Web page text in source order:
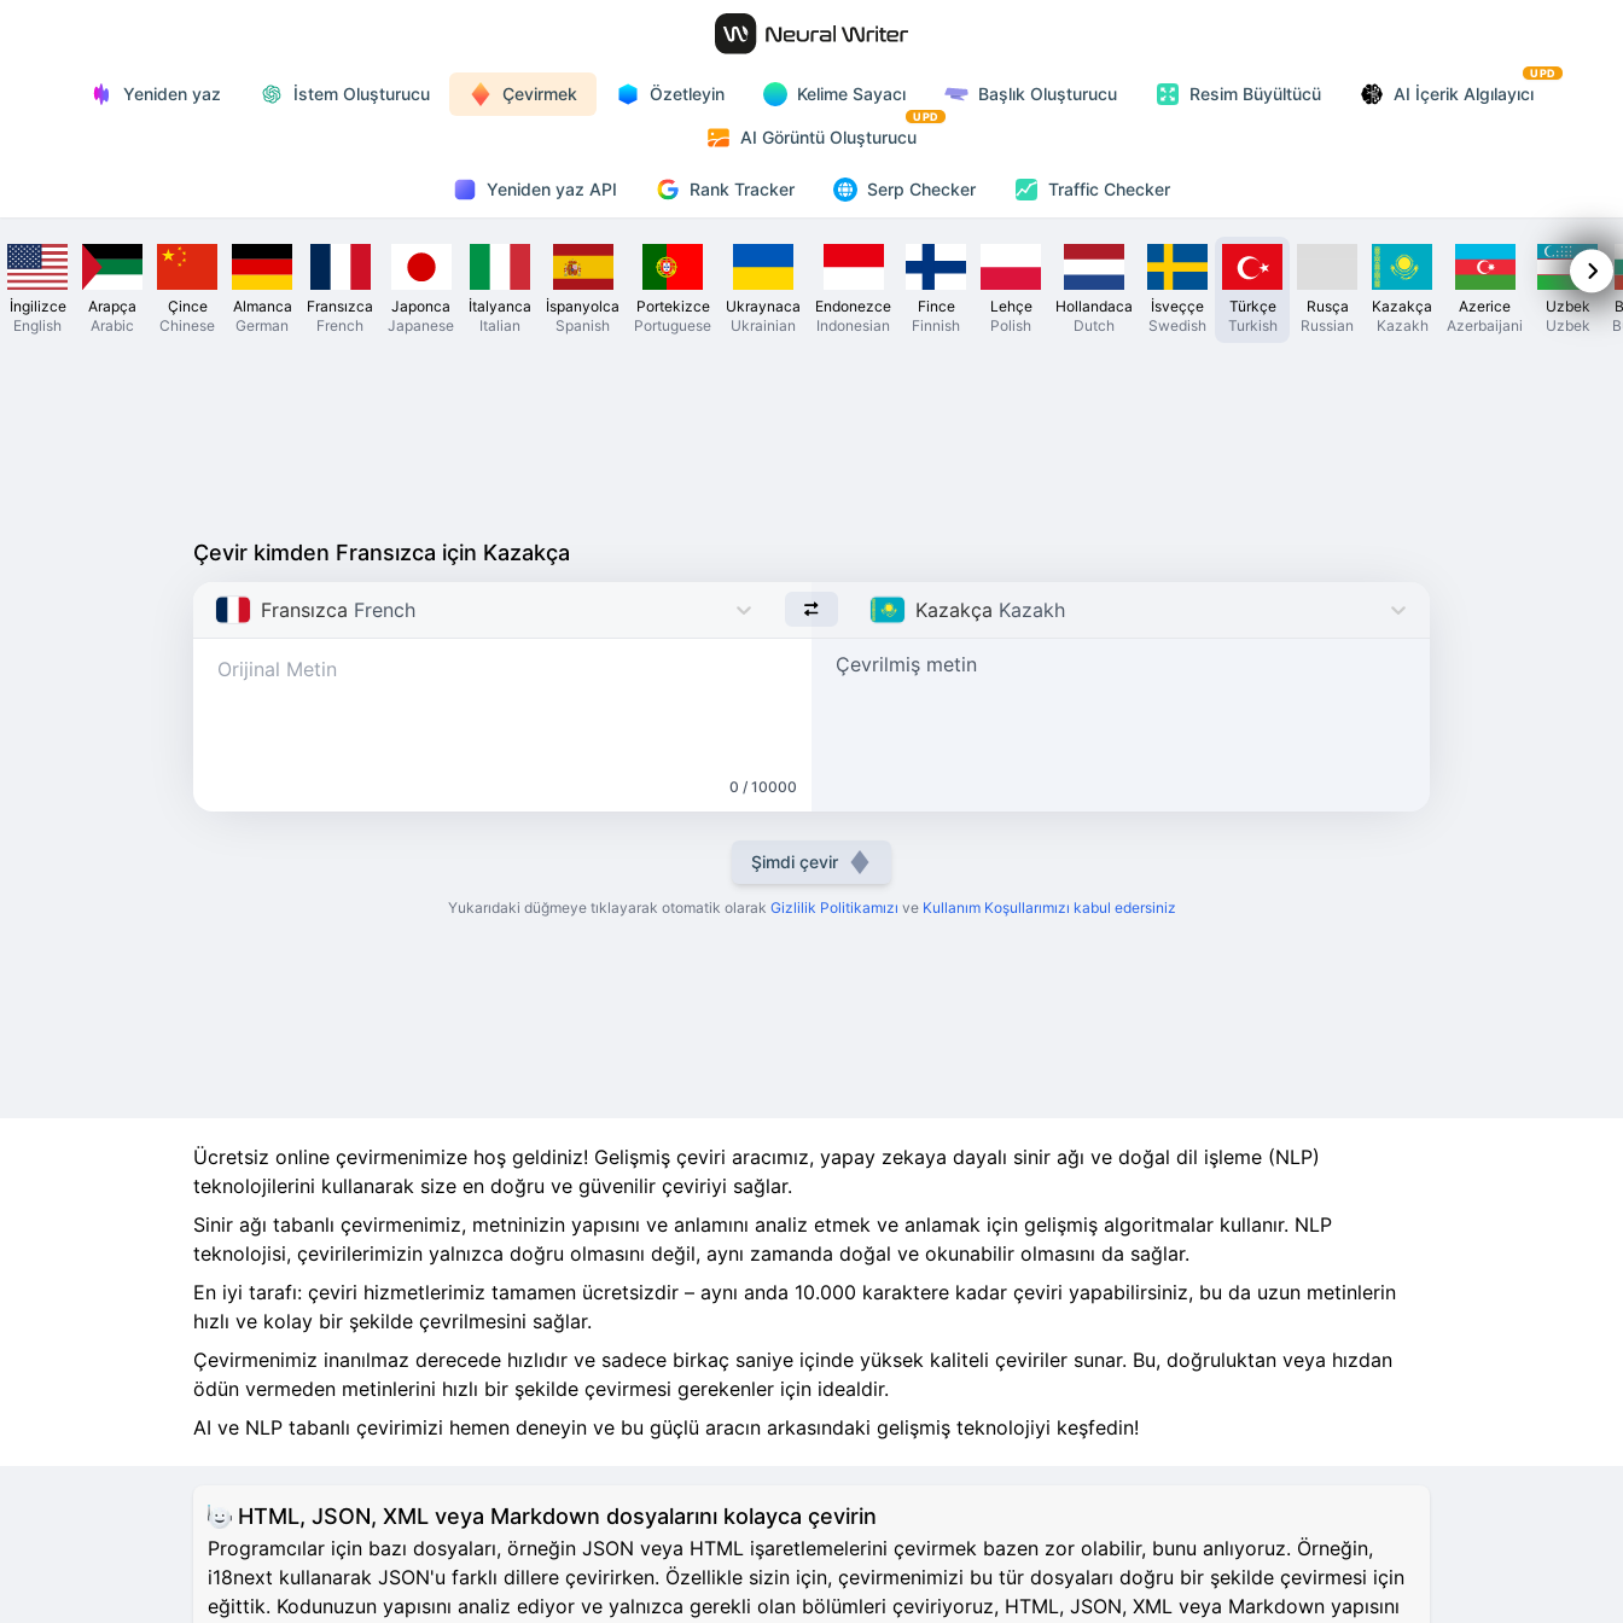
Yeniden yaz İstem Oluşturucu Çevirmek Özetleyin Kelime Sayacı Başlık Oluşturucu Resim Büyültücü AI İçerik Algılayıcı
UPD
AI Görüntü Oluşturucu
UPD
Yeniden yaz API Rank Tracker Serp Checker Traffic Checker
İngilizce
English
Arapça
Arabic
Çince
Chinese
Almanca
German
Fransızca
French
Japonca
Japanese
İtalyanca
Italian
İspanyolca
Spanish
Portekizce
Portuguese
Ukraynaca
Ukrainian
Endonezce
Indonesian
Fince
Finnish
Lehçe
Polish
Hollandaca
Dutch
İsveççe
Swedish
Türkçe
Turkish
Rusça
Russian
Kazakça
Kazakh
Azerice
Azerbaijani
Uzbek
Uzbek
Çevir kimden Fransızca için Kazakça
Fransızca French Kazakça Kazakh
0 / 10000
Çevrilmiş metin
Şimdi çevir
Yukarıdaki düğmeye tıklayarak otomatik olarak Gizlilik Politikamızı ve Kullanım Koşullarımızı kabul edersiniz
Ücretsiz online çevirmenimize hoş geldiniz! Gelişmiş çeviri aracımız, yapay zekaya dayalı sinir ağı ve doğal dil işleme (NLP)
teknolojilerini kullanarak size en doğru ve güvenilir çeviriyi sağlar.
Sinir ağı tabanlı çevirmenimiz, metninizin yapısını ve anlamını analiz etmek ve anlamak için gelişmiş algoritmalar kullanır. NLP
teknolojisi, çevirilerimizin yalnızca doğru olmasını değil, aynı zamanda doğal ve okunabilir olmasını da sağlar.
En iyi tarafı: çeviri hizmetlerimiz tamamen ücretsizdir – aynı anda 10.000 karaktere kadar çeviri yapabilirsiniz, bu da uzun metinlerin
hızlı ve kolay bir şekilde çevrilmesini sağlar.
Çevirmenimiz inanılmaz derecede hızlıdır ve sadece birkaç saniye içinde yüksek kaliteli çeviriler sunar. Bu, doğruluktan veya hızdan
ödün vermeden metinlerini hızlı bir şekilde çevirmesi gerekenler için idealdir.
AI ve NLP tabanlı çevirimizi hemen deneyin ve bu güçlü aracın arkasındaki gelişmiş teknolojiyi keşfedin!
HTML, JSON, XML veya Markdown dosyalarını kolayca çevirin
Programcılar için bazı dosyaları, örneğin JSON veya HTML işaretlemelerini çevirmek bazen zor olabilir, bunu anlıyoruz. Örneğin,
i18next kullanarak JSON'u farklı dillere çevirirken. Özellikle sizin için, çevirmenimizi bu tür dosyaları doğru bir şekilde çevirmesi için
eğittik. Kodunuzun yapısını analiz ediyor ve yalnızca gerekli olan bölümleri çeviriyoruz, HTML, JSON, XML veya Markdown yapısını